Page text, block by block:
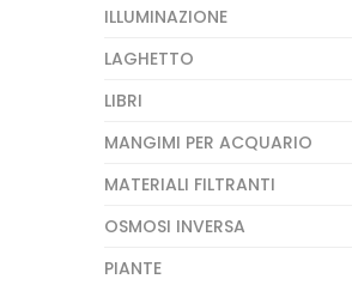
ILLUMINAZIONE
LAGHETTO
LIBRI
MANGIMI PER ACQUARIO
MATERIALI FILTRANTI
OSMOSI INVERSA
PIANTE